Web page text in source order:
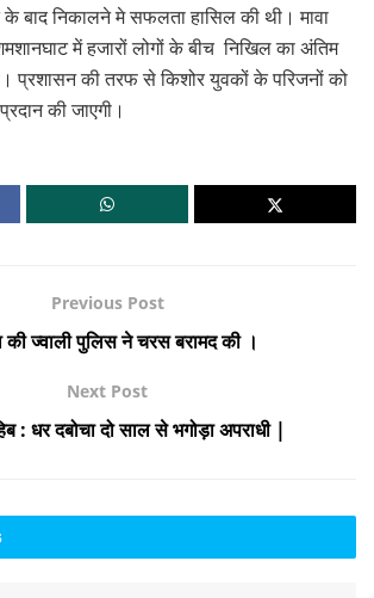
बाद निकालने मे सफलता हासिल की थी। मावा
में हजारों लोगों के बीच निखिल का अंतिम
प्रशासन की तरफ से किशोर युवकों के परिजनों को
की जाएगी।
Previous Post
की ज्वाली पुलिस ने चरस बरामद की ।
Next Post
: धर दबोचा दो साल से भगोड़ा अपराधी |